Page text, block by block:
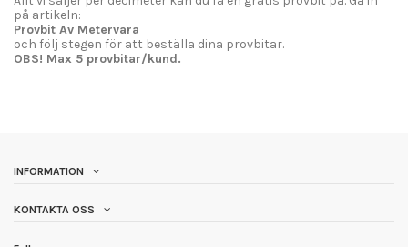
på artikeln:
Provbit Av Metervara
och följ stegen för att beställa dina provbitar.
OBS! Max 5 provbitar/kund.
INFORMATION
KONTAKTA OSS